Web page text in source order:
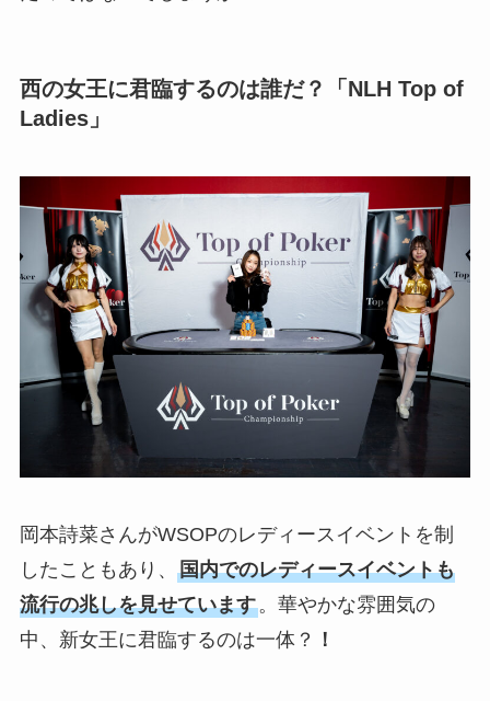
西の女王に君臨するのは誰だ？「NLH Top of
Ladies」
岡本詩菜さんがWSOPのレディースイベントを制
したこともあり、 国内でのレディースイベントも
流行の兆しを見せています。華やかな雰囲気の
中、新女王に君臨するのは一体？ ！